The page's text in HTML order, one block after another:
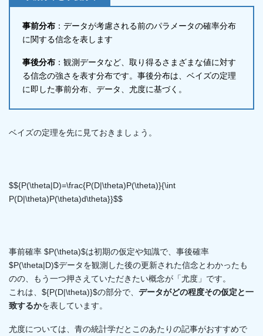
事前分布 ：データが考慮される前のパラメータの確率分布
に関する信念を表します
事後分布 ：観測データなど、取り得るさまざまな値に対す
る信念の強さを表す分布です。事後分布は、ベイズの定理
に即した事前分布、データ、尤度に基づく。
ベイズの定理を先に見ておきましょう。
$${P(\theta|D)=\frac{P(D|\theta)P(\theta)}{\int
P(D|\theta)P(\theta)d\theta}}$$
事前確率 $P(\theta)$は初期の仮定や知識で、事後確率
$P(\theta|D)$データを観測した後の更新された信念とわかったも
のの、もう一つ押さえていただきたい概念が「尤度」です。
これは、${P(D|\theta)}$の部分で、 データがどの程度その仮定と一
致するかを表しています。
尤度については、青の統計学だとこのあたりの記事がおすすめで